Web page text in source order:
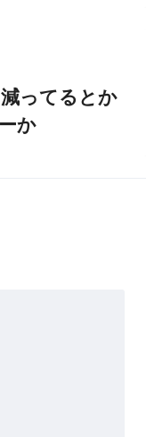
ってるとか
か